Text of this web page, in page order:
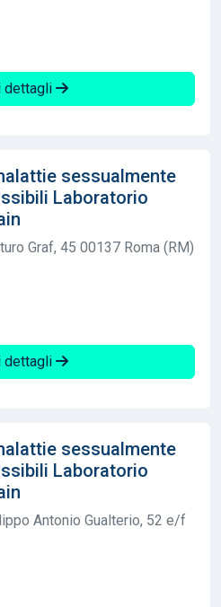
dettagli
sessualmente
Laboratorio
Graf, 45 00137 Roma (RM)
dettagli
sessualmente
Laboratorio
Antonio Gualterio, 52 e/f